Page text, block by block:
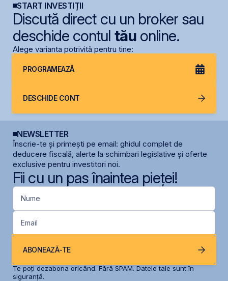
START INVESTIȚII
Discută direct cu un broker sau
deschide contul tăuonline.
Alege varianta potrivită pentru tine:
PROGRAMEAZĂ
DESCHIDE CONT
NEWSLETTER
Înscrie-te și primești pe email: ghidul complet de
deducere fiscală, alerte la schimbari legislative și oferte
exclusive pentru investitori noi.
Fii cu un pas înaintea pieței!
Nume
Email
ABONEAZĂ-TE
Te poți dezabona oricând. Fără SPAM. Datele tale sunt în
siguranță.